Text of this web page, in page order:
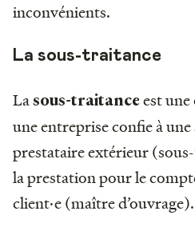
inconvénients.
La sous-traitance
Lasous-traitanceest
une entreprise confie à
prestataire extérieur
la prestation pour le
client·e (maître d’ouvrage).